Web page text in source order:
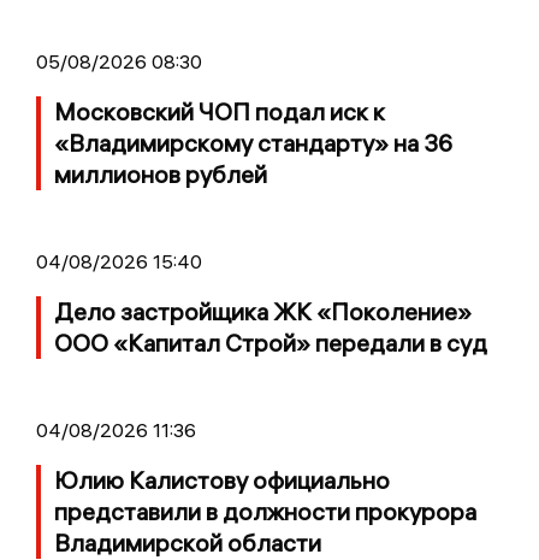
05/08/2026 08:30
Московский ЧОП подал иск к
«Владимирскому стандарту» на 36
миллионов рублей
04/08/2026 15:40
Дело застройщика ЖК «Поколение»
ООО «Капитал Строй» передали в суд
04/08/2026 11:36
Юлию Калистову официально
представили в должности прокурора
Владимирской области